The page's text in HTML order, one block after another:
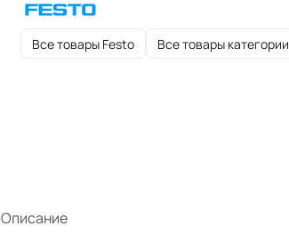
Все товары Festo Все товары категории
Описание